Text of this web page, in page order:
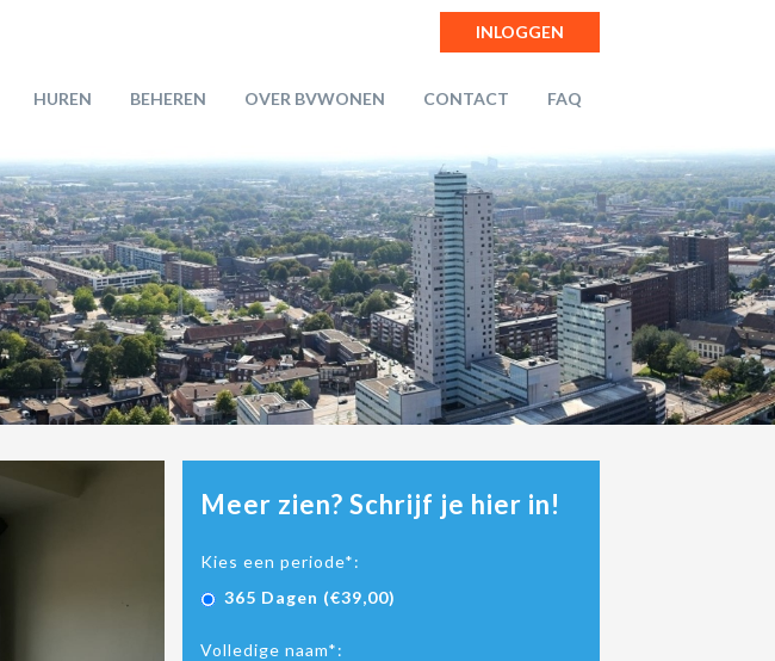
INLOGGEN
HUREN BEHEREN OVER BVWONEN CONTACT FAQ
Meer zien? Schrijf je hier in!
Kies een periode*:
365 Dagen (€39,00)
Volledige naam*: